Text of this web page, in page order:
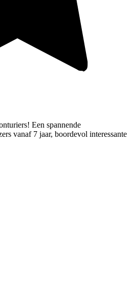
Een spannende
vanaf 7 jaar, boordevol interessante